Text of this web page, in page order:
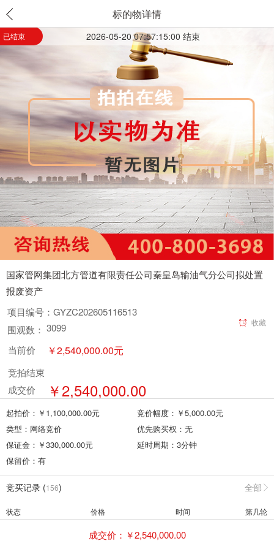
标的物详情
已结束 2026-05-20 07:57:15:00 结束
国家管网集团北方管道有限责任公司秦皇岛输油气分公司拟处置
报废资产
项目编号： GYZC202605116513
围观数： 3099 收藏
当前价 ￥2,540,000.00元
竞拍结束
成交价
￥2,540,000.00
起拍价：￥ 1,100,000.00元 竞价幅度：￥5,000.00元
类型： 网络竞价 优先购买权： 无
保证金：￥330,000.00元 延时周期： 3分钟
保留价： 有
竞买记录 (156) 全部
状态 价格 时间 第几轮
2540000.00 2026-05-20 15:54:15:73
成交价：￥2,540,000.00